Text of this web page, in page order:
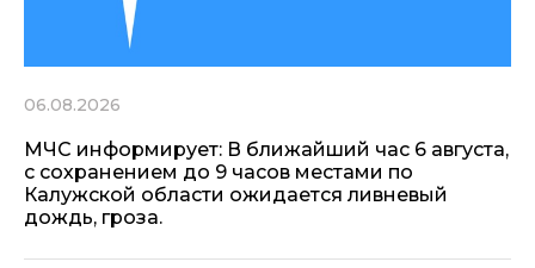
06.08.2026
МЧС информирует: В ближайший час 6 августа,
с сохранением до 9 часов местами по
Калужской области ожидается ливневый
дождь, гроза.